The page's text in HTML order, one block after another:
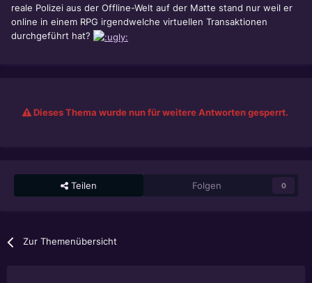
reale Polizei aus der Offline-Welt auf der Matte stand nur weil er
online in einem RPG irgendwelche virtuellen Transaktionen
durchgeführt hat?
Dieses Thema wurde nun für weitere Antworten gesperrt.
Teilen Folgen 0
Zur Themenübersicht